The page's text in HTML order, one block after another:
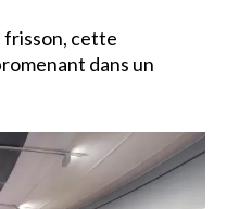
frisson, cette
dans un